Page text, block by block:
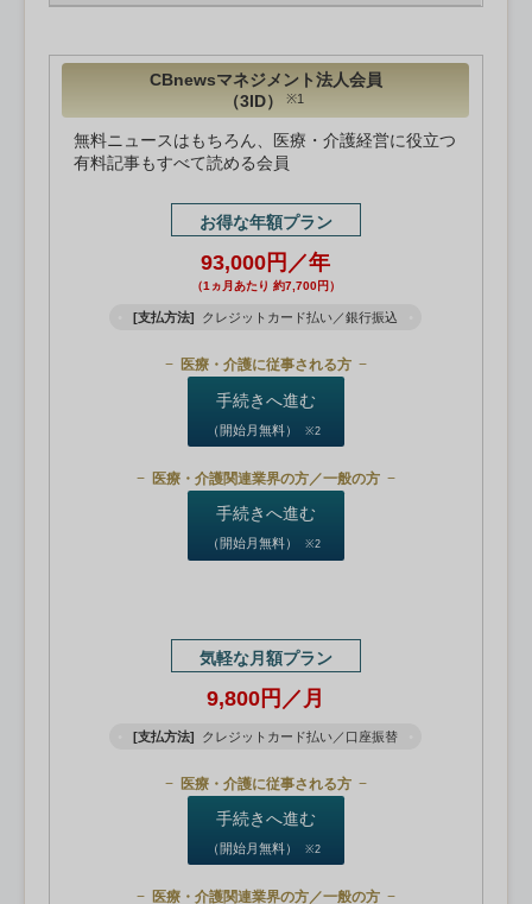
CBnewsマネジメント法人会員
（3ID）
※1
無料ニュースはもちろん、医療・介護経営に役立つ
有料記事もすべて読める会員
お得な年額プラン
93,000円／年
（1ヵ月あたり 約7,700円）
[支払方法] クレジットカード払い／銀行振込
医療・介護に従事される方
手続きへ進む
（開始月無料） ※2
医療・介護関連業界の方／一般の方
手続きへ進む
（開始月無料） ※2
気軽な月額プラン
9,800円／月
[支払方法] クレジットカード払い／口座振替
医療・介護に従事される方
手続きへ進む
（開始月無料） ※2
医療・介護関連業界の方／一般の方